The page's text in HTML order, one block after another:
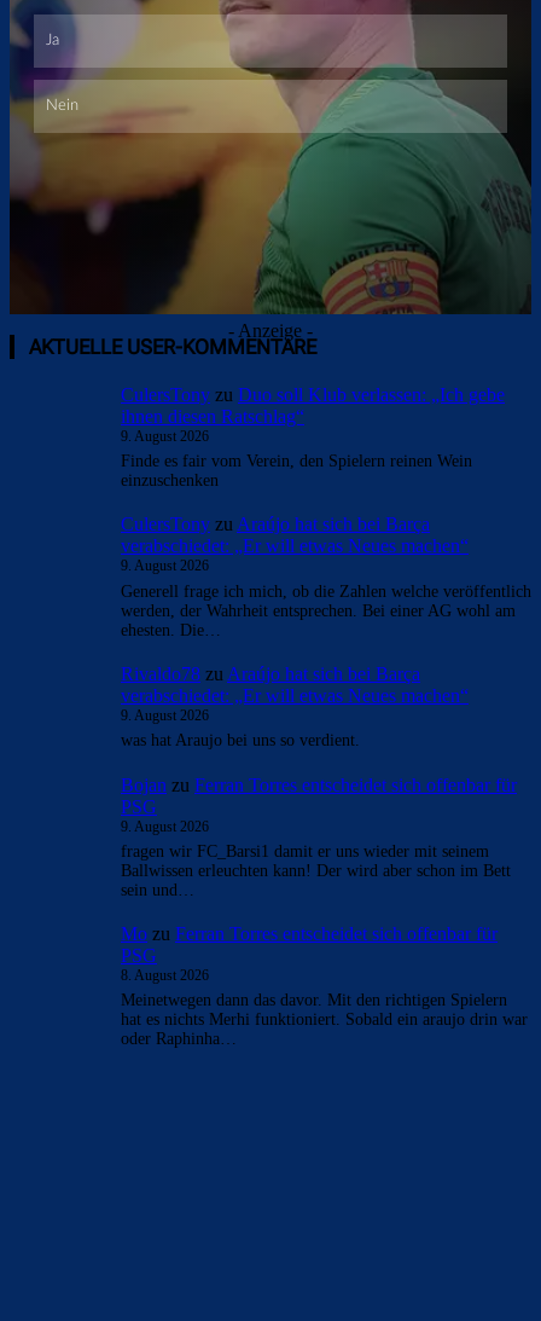
Überspringen
- Anzeige -
AKTUELLE USER-KOMMENTARE
CulersTony zu Duo soll Klub verlassen: „Ich gebe
ihnen diesen Ratschlag“
9. August 2026
Finde es fair vom Verein, den Spielern reinen Wein
einzuschenken
CulersTony zuAraújo hat sich bei Barça
verabschiedet: „Er will etwas Neues machen“
9. August 2026
Generell frage ich mich, ob die Zahlen welche veröffentlich
werden, der Wahrheit entsprechen. Bei einer AG wohl am
ehesten. Die…
Rivaldo78 zu Araújo hat sich bei Barça
verabschiedet: „Er will etwas Neues machen“
9. August 2026
was hat Araujo bei uns so verdient.
Bojan zu Ferran Torres entscheidet sich offenbar für
PSG
9. August 2026
fragen wir FC_Barsi1 damit er uns wieder mit seinem
Ballwissen erleuchten kann! Der wird aber schon im Bett
sein und…
Mo zu Ferran Torres entscheidet sich offenbar für
PSG
8. August 2026
Meinetwegen dann das davor. Mit den richtigen Spielern
hat es nichts Merhi funktioniert. Sobald ein araujo drin war
oder Raphinha…